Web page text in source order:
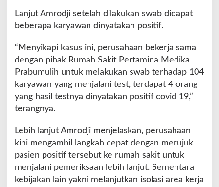
Lanjut Amrodji setelah dilakukan swab didapat
beberapa karyawan dinyatakan positif.
“Menyikapi kasus ini, perusahaan bekerja sama
dengan pihak Rumah Sakit Pertamina Medika
Prabumulih untuk melakukan swab terhadap 104
karyawan yang menjalani test, terdapat 4 orang
yang hasil testnya dinyatakan positif covid 19,”
terangnya.
Lebih lanjut Amrodji menjelaskan, perusahaan
kini mengambil langkah cepat dengan merujuk
pasien positif tersebut ke rumah sakit untuk
menjalani pemeriksaan lebih lanjut. Sementara
kebijakan lain yakni melanjutkan isolasi area kerja